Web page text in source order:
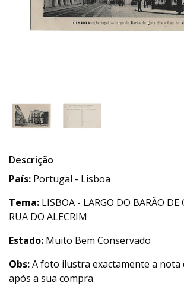
Descrição
País: Portugal - Lisboa
Tema: LISBOA - LARGO DO BARÃO
RUA DO ALECRIM
Estado: Muito Bem Conservado
Obs:A foto ilustra exactamente a nota
após a sua compra.